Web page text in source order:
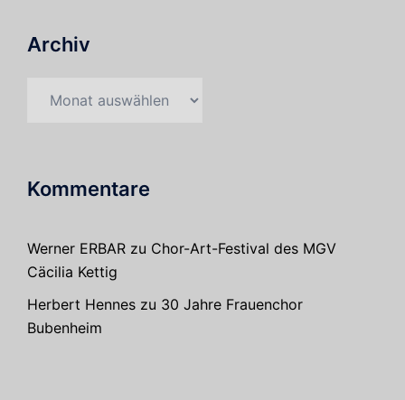
Archiv
Kommentare
Werner ERBAR zu Chor-Art-Festival des MGV
Cäcilia Kettig
Herbert Hennes zu 30 Jahre Frauenchor
Bubenheim